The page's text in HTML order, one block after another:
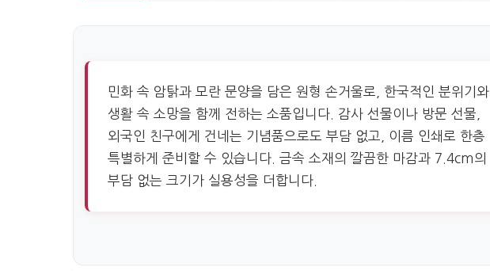
민화 속 암탉과 모란 문양을 담은 원형 손거울로, 한국적인 분위기와
생활 속 소망을 함께 전하는 소품입니다. 감사 선물이나 방문 선물,
외국인 친구에게 건네는 기념품으로도 부담 없고, 이름 인쇄로 한층
특별하게 준비할 수 있습니다. 금속 소재의 깔끔한 마감과 7.4cm의
부담 없는 크기가 실용성을 더합니다.